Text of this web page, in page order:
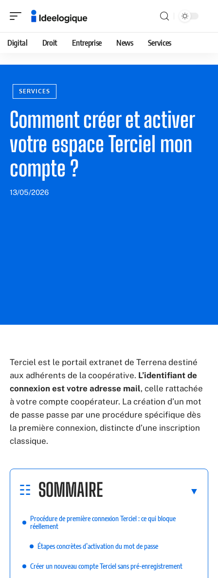
Digital Droit Entreprise News Services
SERVICES
Comment créer et activer
votre espace Terciel mon
compte ?
13/05/2026
Terciel est le portail extranet de Terrena destiné
aux adhérents de la coopérative. L’identifiant de
connexion est votre adresse mail, celle rattachée
à votre compte coopérateur. La création d’un mot
de passe passe par une procédure spécifique dès
la première connexion, distincte d’une inscription
classique.
SOMMAIRE
Procédure de première connexion Terciel : ce qui bloque
réellement
Étapes concrètes d’activation du mot de passe
Créer un nouveau compte Terciel sans pré-enregistrement